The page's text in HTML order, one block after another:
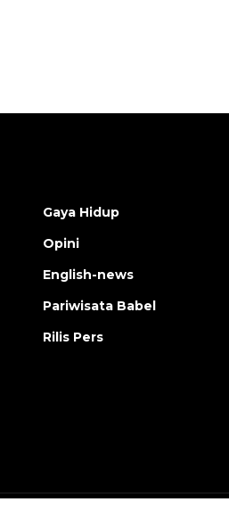
Gaya Hidup
Opini
English-news
Pariwisata Babel
Rilis Pers